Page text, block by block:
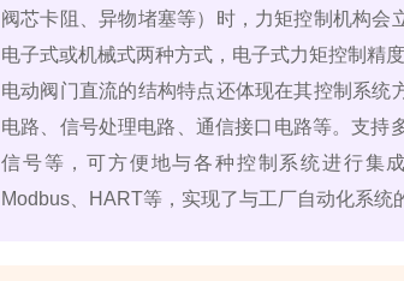
阀芯卡阻、异物堵塞等）时，力矩控制机构会
电子式或机械式两种方式，电子式力矩控制精
电动阀门直流的结构特点还体现在其控制系
电路、信号处理电路、通信接口电路等。支持
信号等，可方便地与各种控制系统进行集
Modbus、HART等，实现了与工厂自动化系统